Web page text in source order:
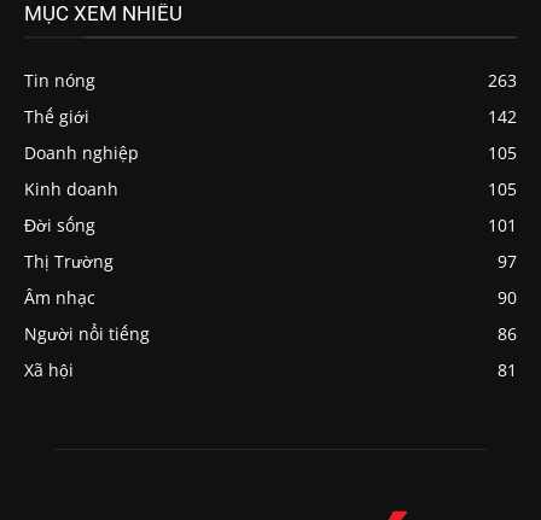
MỤC XEM NHIỀU
Tin nóng
263
Thế giới
142
Doanh nghiệp
105
Kinh doanh
105
Đời sống
101
Thị Trường
97
Âm nhạc
90
Người nổi tiếng
86
Xã hội
81